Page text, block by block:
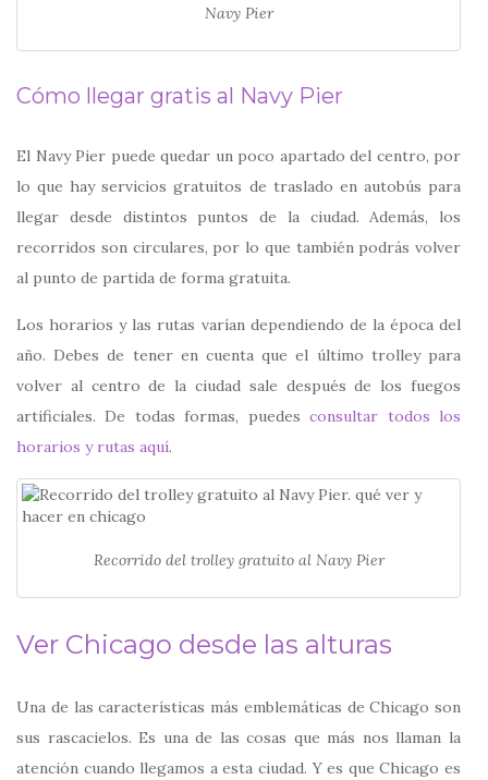
Navy Pier
Cómo llegar gratis al Navy Pier
El Navy Pier puede quedar un poco apartado del centro, por
lo que hay servicios gratuitos de traslado en autobús para
llegar desde distintos puntos de la ciudad. Además, los
recorridos son circulares, por lo que también podrás volver
al punto de partida de forma gratuita.
Los horarios y las rutas varían dependiendo de la época del
año. Debes de tener en cuenta que el último trolley para
volver al centro de la ciudad sale después de los fuegos
artificiales. De todas formas, puedesconsultar todos los
horarios y rutas aquí.
Recorrido del trolley gratuito al Navy Pier
Ver Chicago desde las alturas
Una de las características más emblemáticas de Chicago son
sus rascacielos. Es una de las cosas que más nos llaman la
atención cuando llegamos a esta ciudad. Y es que Chicago es